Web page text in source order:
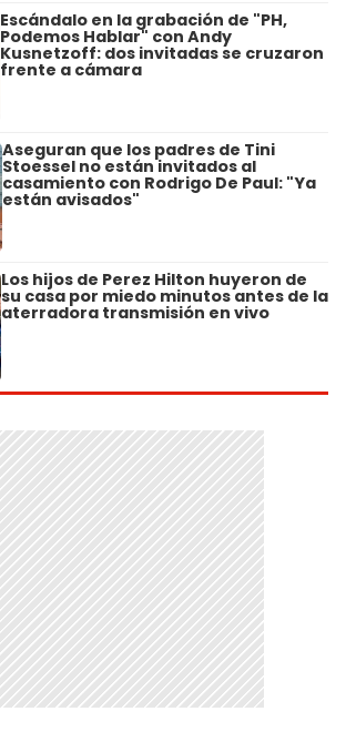
Escándalo en la grabación de "PH,
Podemos Hablar" con Andy
Kusnetzoff: dos invitadas se cruzaron
frente a cámara
Aseguran que los padres de Tini
Stoessel no están invitados al
casamiento con Rodrigo De Paul: "Ya
están avisados"
Los hijos de Perez Hilton huyeron de
su casa por miedo minutos antes de la
aterradora transmisión en vivo